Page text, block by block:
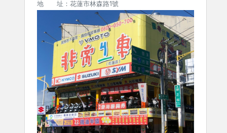
地 址：花蓮市林森路1號